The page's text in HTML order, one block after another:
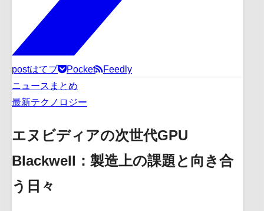
postはてブ Pocket
Feedly
ニュースまとめ
最新テクノロジー
エヌビディアの次世代GPU
Blackwell：製造上の課題と向き合
う日々